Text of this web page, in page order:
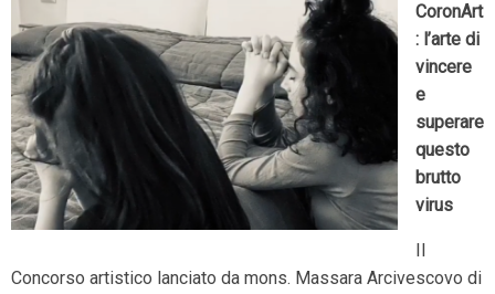
CoronArt
: l’arte di
vincere
e
superare
questo
brutto
virus
Concorso artistico lanciato da mons. Massara Arcivescovo di